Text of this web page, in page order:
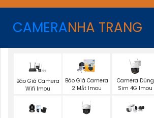
CAMERANHA TRANG
Báo Giá Camera
Wifi Imou
Báo Giá Camera
2 Mắt Imou
Camera Dùng
Sim 4G Imou